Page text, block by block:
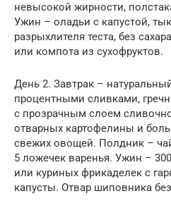
невысокой жирности,
Ужин – оладьи с капустой,
разрыхлителя теста, без
или компота из сухофруктов.
День 2. Завтрак –
процентными сливками,
с прозрачным слоем
отварных картофелины и
свежих овощей. Полдник –
5 ложечек варенья. Ужин –
или куриных фрикаделек с
капусты. Отвар шиповника